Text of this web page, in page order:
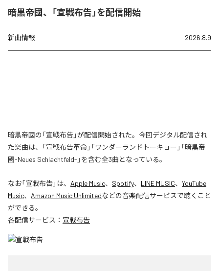
暗黒帝國、「宣戦布告」を配信開始
新曲情報 2026.8.9
暗黒帝國の「宣戦布告」が配信開始された。今回デジタル配信され
た楽曲は、「宣戦布告革命」「ワンダーランドトーキョー」「暗黒帝
國-Neues Schlachtfeld-」を含む全3曲となっている。
なお「宣戦布告」は、 Apple Music、 Spotify、 LINE MUSIC、 YouTube
Music、 Amazon Music Unlimitedなどの音楽配信サービスで聴くこと
ができる。
各配信サービス： 宣戦布告